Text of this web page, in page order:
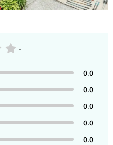
-
0.0
0.0
0.0
0.0
0.0